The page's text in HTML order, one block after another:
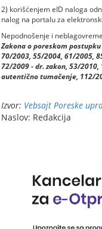
2) korišćenjem eID naloga
nalog na portalu za
Nepodnošenje i
Zakona o poreskom
70/2003, 55/2004, 61/2005,
72/2009 - dr. zakon, 53/
autentično tumačenje, 112/
Izvor: Vebsajt Poreske
Naslov: Redakcija